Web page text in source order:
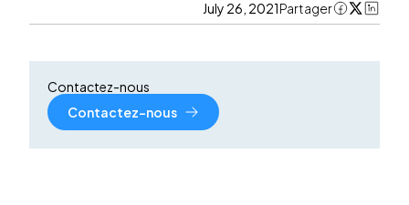
July 26, 2021Partager
Contactez-nous
Contactez-nous